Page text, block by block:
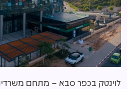
לוינטק בכפר סבא – מתחם